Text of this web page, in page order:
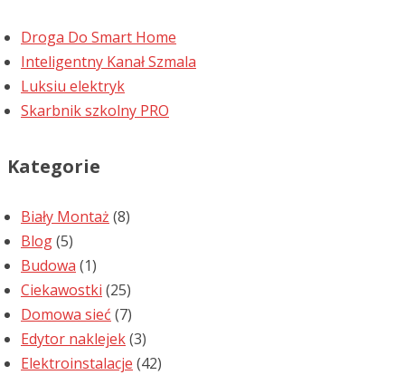
Droga Do Smart Home
Inteligentny Kanał Szmala
Luksiu elektryk
Skarbnik szkolny PRO
Kategorie
Biały Montaż (8)
Blog(5)
Budowa (1)
Ciekawostki (25)
Domowa sieć (7)
Edytor naklejek(3)
Elektroinstalacje (42)